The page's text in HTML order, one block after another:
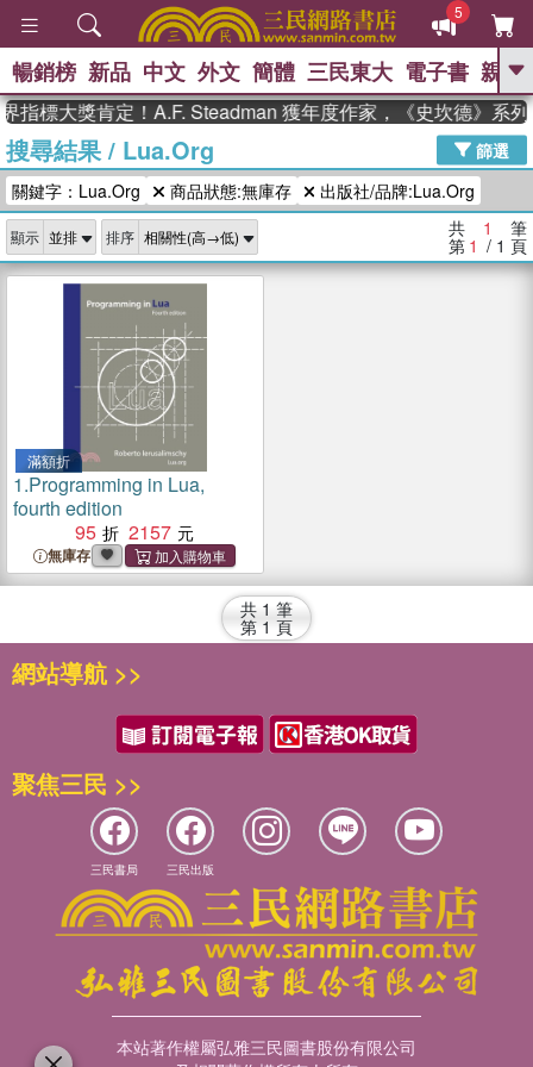
5
GO
高希均教授回憶錄
、 The Odyssey 、 父親節 、 花開錦
繡 、 暑期推薦 、 方念華 、 台灣的
李登輝時代 、 數學女孩：黎曼猜想
、
如果歷史是一
群喵 、 臺灣漫遊錄
暢銷榜 新品 中文 外文 簡體 三民東大 電子書 親子
指標大獎肯定！A.F. Steadman 獲年度作家，《史坎德》系列
搜尋結果/ Lua.Org
篩選
關鍵字：Lua.Org
商品狀態:無庫存 出版社/品牌:Lua.Org
顯示 排序 共 1 筆
第 1 / 1 頁
滿額折
1.Programming in Lua,
fourth edition
95
2157
無庫存
共 1 筆
第 1 頁
網站導航 >>
聚焦三民 >>
三民書局 三民出版
本站著作權屬弘雅三民圖書股份有限公司